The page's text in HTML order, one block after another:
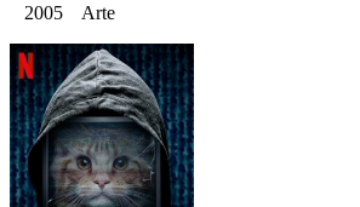
2005 Arte